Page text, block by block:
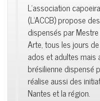
L'association
(L'ACCB) propose
dispensés par
Arte, tous les jours
ados et adultes mais
brésilienne dispensé
réalise aussi des
Nantes et la région.